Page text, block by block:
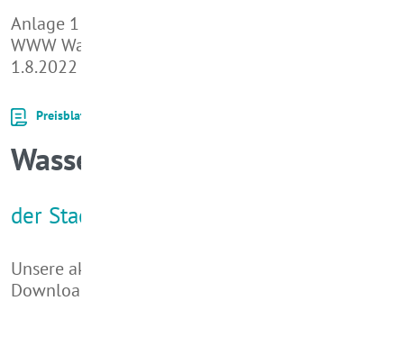
Anlage 1 der Ergänzenden Bestimmungen der
WWW Wasserwerk Wadern GmbH, gültig ab
1.8.2022
Preisblatt Wasser ab 1. März 2025
Wasserpreise
der Stadtwerke Wadern
Unsere aktuellen Preise finden sie im
Downloadbereich